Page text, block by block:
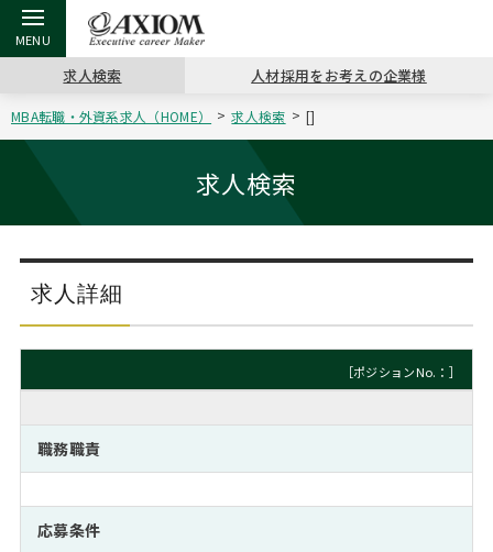
戻る
アクシアムの特長
コンサ
サービス案内 キャリ
コンサルタントの紹介
戻る
キャリア支援 TOP
キャリアデザイン講座
（最新求人市場動向）
MBAの
おわり
ステージ別アドバイス
MBA留学生数の推移
日本か
インターン受入企業一覧
戻る
転職ツール TOP
英文レジュメの書き方 パワー
職務経歴書の書き方
よくある面接Q&A集
外資系／面接攻略のコツ
戻る
転職コラム TOP
“展”職相談室
転職市場の明日をよめ
転職成功への4つの鍵
キャリアに効く一冊
注目企業インタビュー
戻る
イベント・セミナー TOP
ジョブフェア
キャリアデザインセミナー
キャリアフォーラム
プロ経営者の特別セミナー
Career Talk Live
戻る
会社概要 TOP
沿革
主なクライアント
採用情報
パブリシティ
ニュースリリース
求人検索 人材採用をお考えの企業様
MBA転職・外資系求人（HOME） 求人検索 []
求人検索
求人詳細
［ポジションNo.：］
職務職責
応募条件